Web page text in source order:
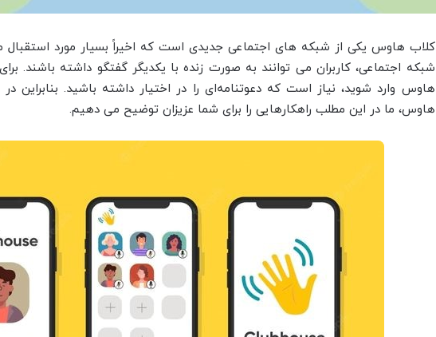
کلاب هاوس یکی از شبکه ‌های اجتماعی جدیدی است که اخیراً بسیار مورد
شبکه اجتماعی، کاربران می ‌توانند به صورت زنده با یکدیگر گفتگو داشته باشند.
هاوس وارد شوید، نیاز است که دعوتنامه‌ای را در اختیار داشته باشید. بنابراین
هاوس، ما در این مطلب راهکارهایی را برای شما عزیزان توضیح می‌ دهیم.